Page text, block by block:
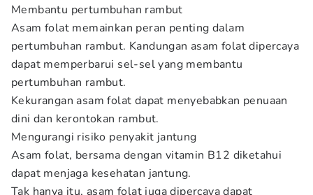
Membantu pertumbuhan rambut
Asam folat memainkan peran penting dalam
pertumbuhan rambut. Kandungan asam folat dipercaya
dapat memperbarui sel-sel yang membantu
pertumbuhan rambut.
Kekurangan asam folat dapat menyebabkan penuaan
dini dan kerontokan rambut.
Mengurangi risiko penyakit jantung
Asam folat, bersama dengan vitamin B12 diketahui
dapat menjaga kesehatan jantung.
Tak hanya itu, asam folat juga dipercaya dapat